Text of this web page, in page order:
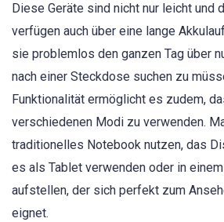
Diese Geräte sind nicht nur leicht und
verfügen auch über eine lange
sie problemlos den ganzen Tag über
nach einer Steckdose suchen zu
Funktionalität ermöglicht es zudem,
verschiedenen Modi zu verwenden.
traditionelles Notebook nutzen, das
es als Tablet verwenden oder in
aufstellen, der sich perfekt zum
eignet.